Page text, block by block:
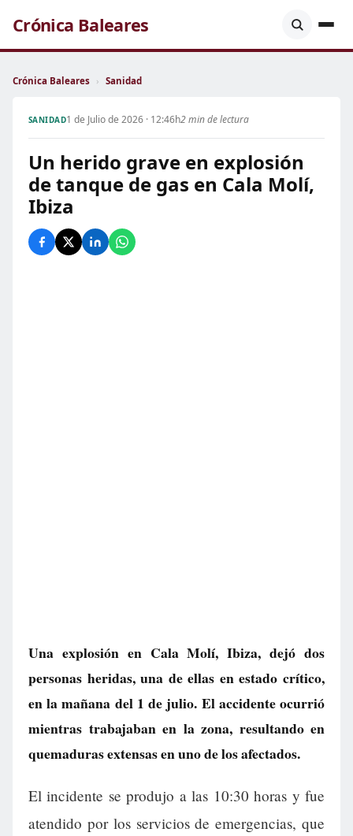
Crónica Baleares
Crónica Baleares › Sanidad
SANIDAD1 de Julio de 2026 · 12:46h2 min de lectura
Un herido grave en explosión
de tanque de gas en Cala Molí,
Ibiza
Una explosión en Cala Molí, Ibiza, dejó dos
personas heridas, una de ellas en estado crítico,
en la mañana del 1 de julio. El accidente ocurrió
mientras trabajaban en la zona, resultando en
quemaduras extensas en uno de los afectados.
El incidente se produjo a las 10:30 horas y fue
atendido por los servicios de emergencias, que